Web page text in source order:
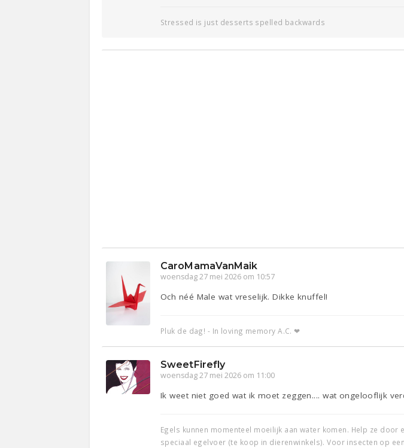
Stressed is just desserts spelled backwards
CaroMamaVanMaik
woensdag 27 mei 2026 om 10:57
Och néé Male wat vreselijk. Dikke knuffel!
Pluk de dag! - In loving memory A.C. ❤
SweetFirefly
woensdag 27 mei 2026 om 11:00
Ik weet niet goed wat ik moet zeggen.... wat ongelooflijk
Egels kunnen momenteel moeilijk aan water komen. Help ze
speciaal egelvoer (te koop in dierenwinkels). Voor insecten op